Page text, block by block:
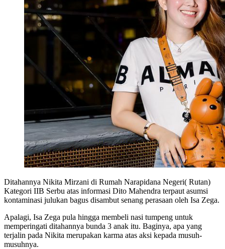
Ditahannya Nikita Mirzani di Rumah Narapidana Negeri( Rutan)
Kategori IIB Serbu atas informasi Dito Mahendra terpaut asumsi
kontaminasi julukan bagus disambut senang perasaan oleh Isa Zega.
Apalagi, Isa Zega pula hingga membeli nasi tumpeng untuk
memperingati ditahannya bunda 3 anak itu. Baginya, apa yang
terjalin pada Nikita merupakan karma atas aksi kepada musuh-
musuhnya.